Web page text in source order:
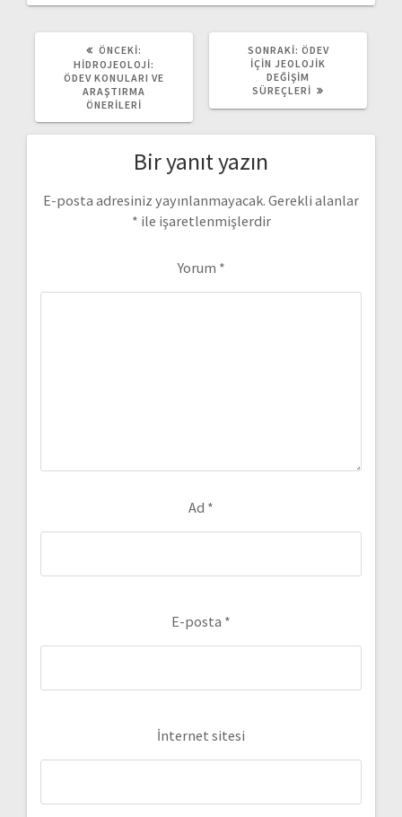
ÖNCEKI:
YAZI:
HIDROJEOLOJI:
ÖDEV KONULARI VE
ARAŞTIRMA
ÖNERILERI
SONRAKI: SONRAKI
YAZI:
ÖDEV
İÇIN JEOLOJIK
DEĞIŞIM
SÜREÇLERI
Bir yanıt yazın
E-posta adresiniz yayınlanmayacak. Gerekli alanlar
* ile işaretlenmişlerdir
Yorum *
Ad *
E-posta *
İnternet sitesi